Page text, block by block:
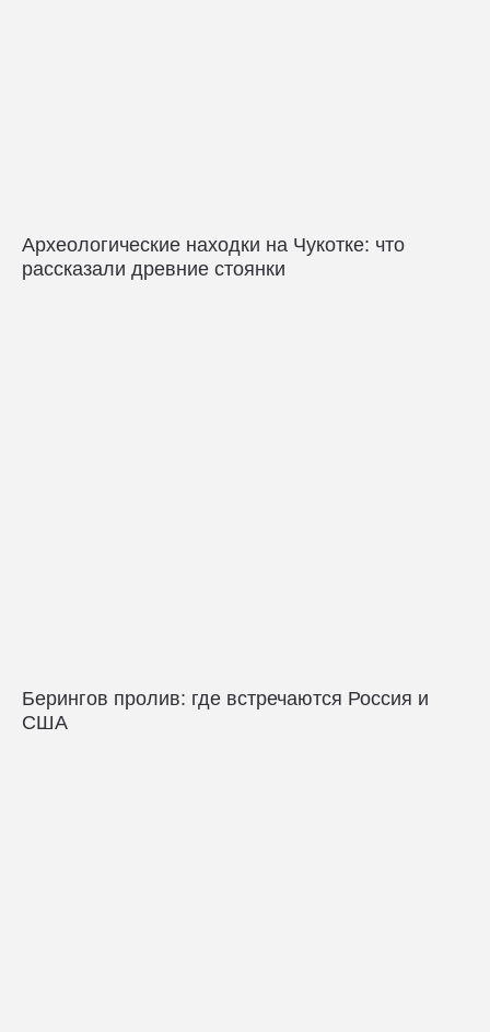
Археологические находки на Чукотке: что
рассказали древние стоянки
Берингов пролив: где встречаются Россия и
США